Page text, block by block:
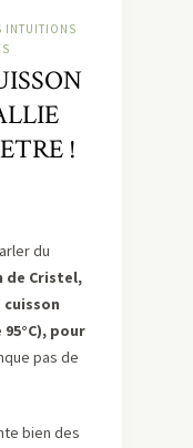
INTUITIONS
!
du
de Cristel,
cuisson
pour
pas de
bien des